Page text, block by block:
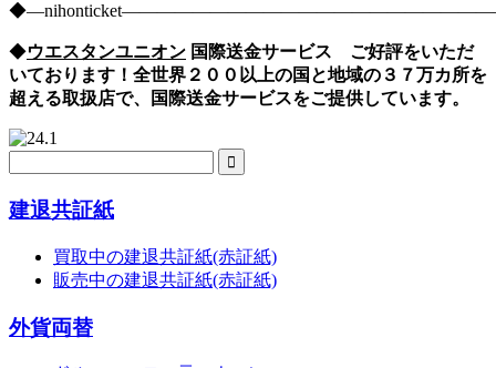
◆ウエスタンユニオン 国際送金サービス ご好評をいただ
いております！全世界２００以上の国と地域の３７万カ所を
超える取扱店で、国際送金サービスをご提供しています。
建退共証紙
買取中の建退共証紙(赤証紙)
販売中の建退共証紙(赤証紙)
外貨両替